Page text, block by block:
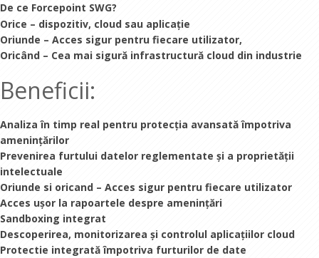
De ce Forcepoint SWG?
Orice – dispozitiv, cloud sau aplicație
Oriunde – Acces sigur pentru fiecare utilizator,
Oricând – Cea mai sigură infrastructură cloud din industrie
Beneficii:
Analiza în timp real pentru protecția avansată împotriva
amenințărilor
Prevenirea furtului datelor reglementate și a proprietății
intelectuale
Oriunde si oricand – Acces sigur pentru fiecare utilizator
Acces ușor la rapoartele despre amenințări
Sandboxing integrat
Descoperirea, monitorizarea și controlul aplicațiilor cloud
Protectie integrată împotriva furturilor de date